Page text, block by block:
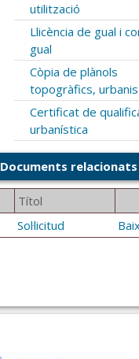
utilització
Llicència de gual i
gual
Còpia de plànols
topogràfics,
Certificat de
urbanística
Documents relacionats
Títol
Sol·licitud